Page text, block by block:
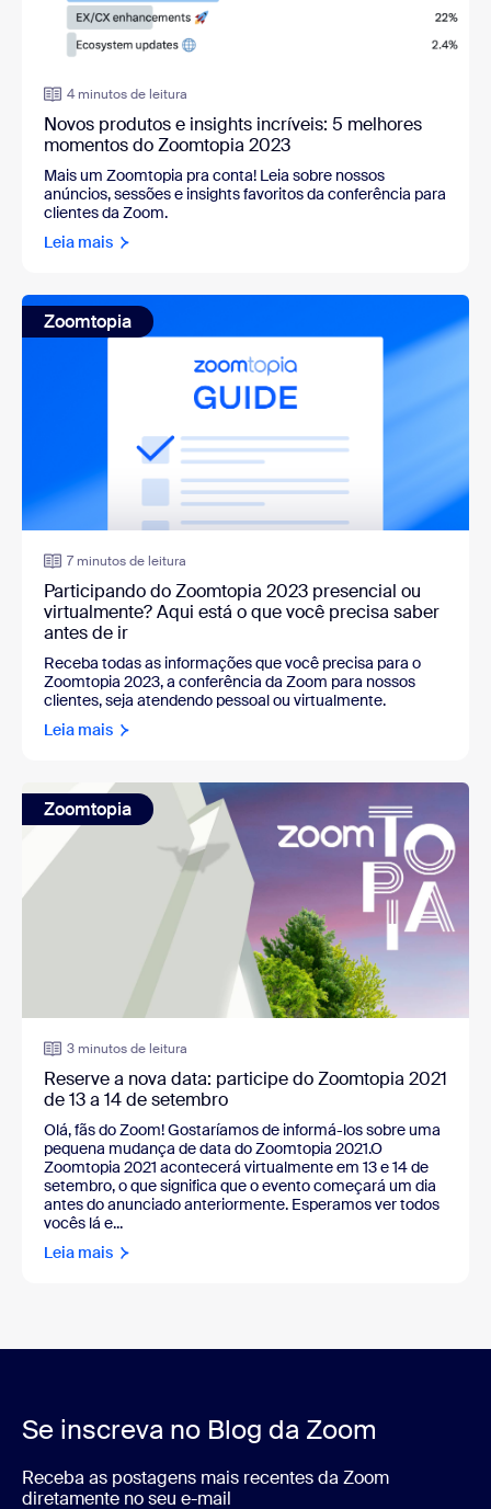
4 minutos de leitura
Novos produtos e insights incríveis: 5 melhores
momentos do Zoomtopia 2023
Mais um Zoomtopia pra conta! Leia sobre nossos
anúncios, sessões e insights favoritos da conferência para
clientes da Zoom.
Leia mais
Zoomtopia
7 minutos de leitura
Participando do Zoomtopia 2023 presencial ou
virtualmente? Aqui está o que você precisa saber
antes de ir
Receba todas as informações que você precisa para o
Zoomtopia 2023, a conferência da Zoom para nossos
clientes, seja atendendo pessoal ou virtualmente.
Leia mais
Zoomtopia
3 minutos de leitura
Reserve a nova data: participe do Zoomtopia 2021
de 13 a 14 de setembro
Olá, fãs do Zoom! Gostaríamos de informá-los sobre uma
pequena mudança de data do Zoomtopia 2021.O
Zoomtopia 2021 acontecerá virtualmente em 13 e 14 de
setembro, o que significa que o evento começará um dia
antes do anunciado anteriormente. Esperamos ver todos
vocês lá e...
Leia mais
Se inscreva no Blog da Zoom
Receba as postagens mais recentes da Zoom
diretamente no seu e-mail